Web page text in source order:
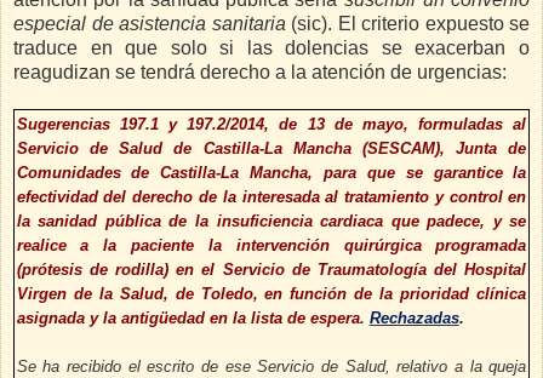
especial de asistencia sanitaria (sic). El criterio expuesto se
traduce en que solo si las dolencias se exacerban o
reagudizan se tendrá derecho a la atención de urgencias:
Sugerencias 197.1 y 197.2/2014, de 13 de mayo, formuladas al
Servicio de Salud de Castilla-La Mancha (SESCAM), Junta de
Comunidades de Castilla-La Mancha, para que se garantice la
efectividad del derecho de la interesada al tratamiento y control en
la sanidad pública de la insuficiencia cardiaca que padece, y se
realice a la paciente la intervención quirúrgica programada
(prótesis de rodilla) en el Servicio de Traumatología del Hospital
Virgen de la Salud, de Toledo, en función de la prioridad clínica
asignada y la antigüedad en la lista de espera. Rechazadas.
Se ha recibido el escrito de ese Servicio de Salud, relativo a la queja